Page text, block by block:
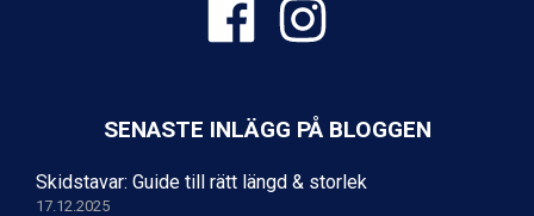
SENASTE INLÄGG PÅ BLOGGEN
Skidstavar: Guide till rätt längd & storlek
17.12.2025